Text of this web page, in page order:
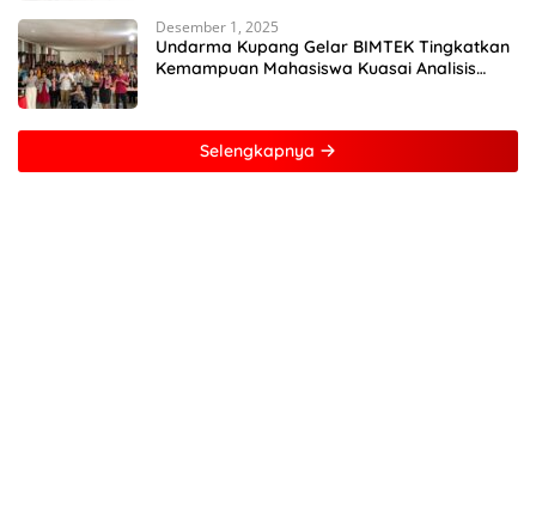
Desember 1, 2025
Undarma Kupang Gelar BIMTEK Tingkatkan
Kemampuan Mahasiswa Kuasai Analisis
Selengkapnya